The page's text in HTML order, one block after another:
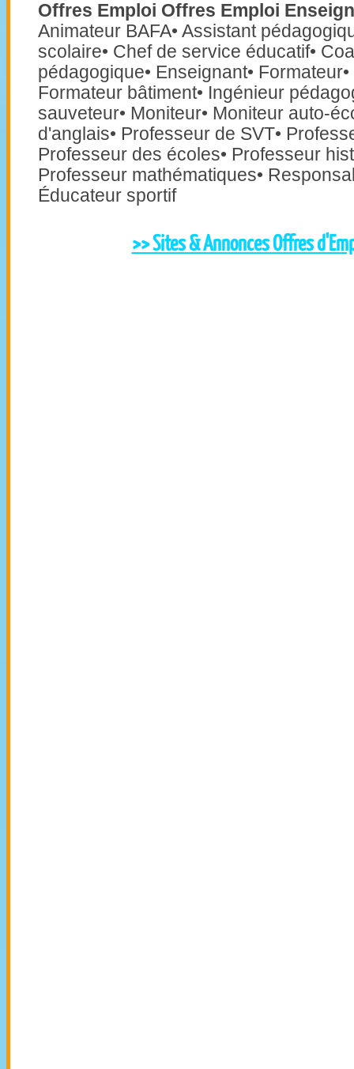
Offres Emploi Offres Emploi
Animateur BAFA• Assistant
scolaire• Chef de service éducatif•
pédagogique• Enseignant•
Formateur bâtiment• Ingénieur
sauveteur• Moniteur• Moniteur auto-
d'anglais• Professeur de SVT•
Professeur des écoles• Professeur
Professeur mathématiques•
Éducateur sportif
>> Sites & Annonces Offres